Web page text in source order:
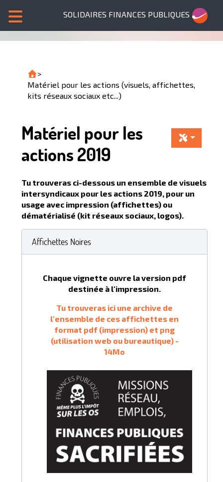
SOLIDAIRES FINANCES PUBLIQUES
>
Matériel pour les actions (visuels, affichettes,
kits réseaux sociaux etc...)
Matériel pour les
actions 2019
Tu trouveras ci-dessous un ensemble de visuels
intersyndicaux pour les actions 2019, pour un
usage avec impression (affichettes) ou
dématérialisé (kit réseaux sociaux, logos).
Affichettes Noires
Chaque vignette ouvre la version pdf
destinée à l'impression.
Tu trouveras ici une archive de
l'ensemble de ces affichettes en
format pdf (impression) et png
(utilisation web ou bureautique) -
14Mo